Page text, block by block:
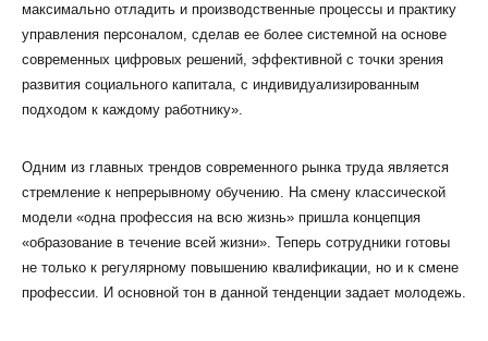
максимально отладить и производственные процессы и практику
управления персоналом, сделав ее более системной на основе
современных цифровых решений, эффективной с точки зрения
развития социального капитала, с индивидуализированным
подходом к каждому работнику».
Одним из главных трендов современного рынка труда является
стремление к непрерывному обучению. На смену классической
модели «одна профессия на всю жизнь» пришла концепция
«образование в течение всей жизни». Теперь сотрудники готовы
не только к регулярному повышению квалификации, но и к смене
профессии. И основной тон в данной тенденции задает молодежь.